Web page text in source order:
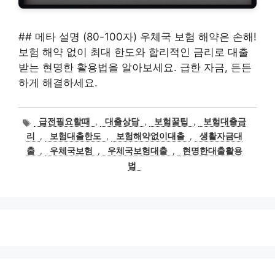
## 메타 설명 (80-100자) 우체국 보험 해약은 손해!
보험 해약 없이 최대 한도와 합리적인 금리로 대출
받는 현명한 활용법을 알아보세요. 급한 자금, 든든
하게 해결하세요.
태
그
급전필요할때 , 대출상담 , 보험꿀팁 ,
보험대출금
리
, 보험대출한도 , 보험해약없이대출 ,
생활자금대
출 , 우체국보험 , 우체국보험대출 ,
현명한대출활용
법